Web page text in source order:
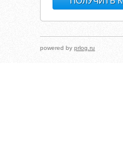
powered byprlog.ru